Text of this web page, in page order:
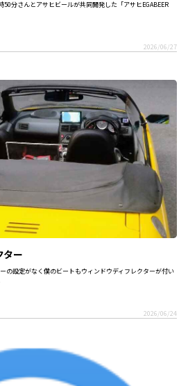
分さんとアサヒビールが共同開発した「アサヒEGABEER
2026/06/27
ター
の設定がなく僕のビートもウィンドウディフレクターが付い
2026/06/24